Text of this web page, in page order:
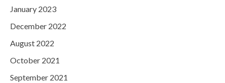
January 2023
December 2022
August 2022
October 2021
September 2021